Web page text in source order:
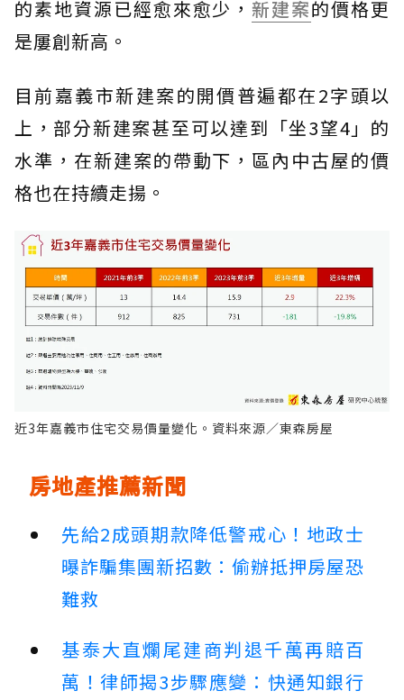
的素地資源已經愈來愈少， 新建案的價格更
是屢創新高。
目前嘉義市新建案的開價普遍都在2字頭以
上，部分新建案甚至可以達到「坐3望4」的
水準，在新建案的帶動下，區內中古屋的價
格也在持續走揚。
近3年嘉義市住宅交易價量變化。資料來源／東森房屋
房地產推薦新聞
先給2成頭期款降低警戒心！地政士
曝詐騙集團新招數：偷辦抵押房屋恐
難救
基泰大直爛尾建商判退千萬再賠百
萬！律師揭3步驟應變：快通知銀行